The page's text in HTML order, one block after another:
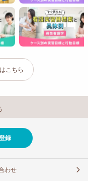
こちら
録
わせ